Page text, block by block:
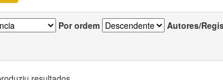
Por ordem Autores/